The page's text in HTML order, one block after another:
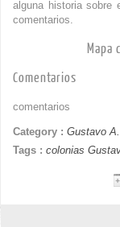
alguna historia sobre
comentarios.
Mapa
Comentarios
comentarios
Category : Gustavo
Tags : colonias